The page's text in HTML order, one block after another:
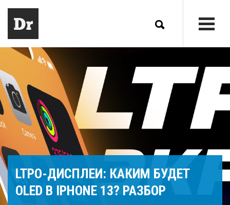
LTPO-ДИСПЛЕИ: КАКИМ БУДЕТ
OLED В IPHONE 13? РАЗБОР